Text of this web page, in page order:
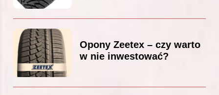
Opony Zeetex – czy warto
w nie inwestować?